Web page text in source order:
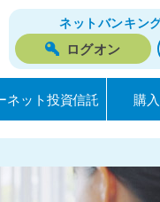
ネットバンキン
ログオン
ネット投資信託 購